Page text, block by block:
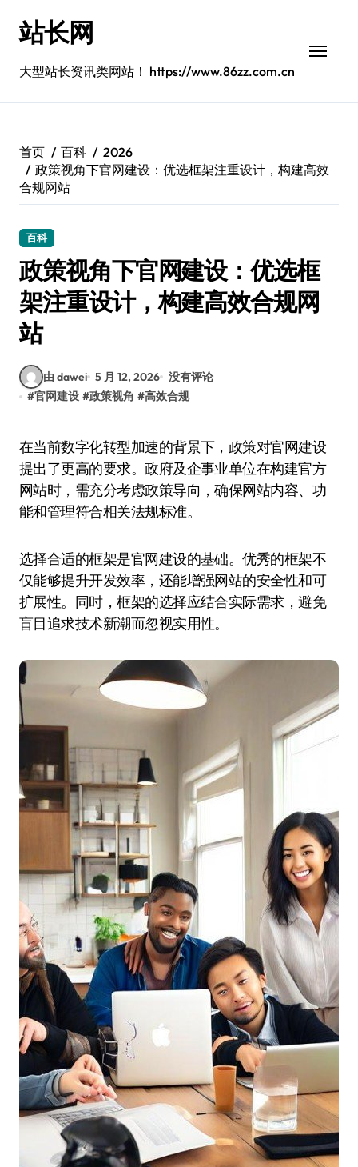
站长网
大型站长资讯类网站！ https://www.86zz.com.cn
首页 百科
2026
政策视角下官网建设：优选框架注重设计，构建高效
合规网站
百科
政策视角下官网建设：优选框
架注重设计，构建高效合规网
站
由 dawei 5 月 12, 2026 没有评论
#官网建设 #政策视角 #高效合规
在当前数字化转型加速的背景下，政策对官网建设
提出了更高的要求。政府及企事业单位在构建官方
网站时，需充分考虑政策导向，确保网站内容、功
能和管理符合相关法规标准。
选择合适的框架是官网建设的基础。优秀的框架不
仅能够提升开发效率，还能增强网站的安全性和可
扩展性。同时，框架的选择应结合实际需求，避免
盲目追求技术新潮而忽视实用性。